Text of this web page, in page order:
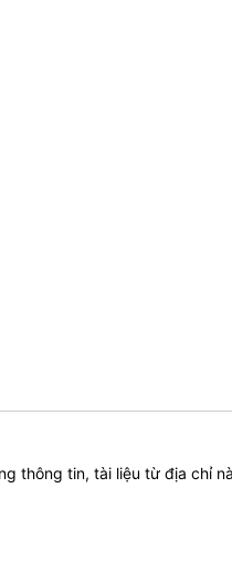
thông tin, tài liệu từ địa chỉ